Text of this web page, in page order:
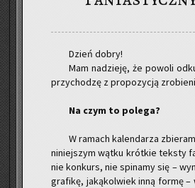
Dzień dobry!
Mam na­dzie­ję, że po­wo­li
przy­cho­dzę z pro­po­zy­cją
Na czym to po­le­ga?
W ra­mach ka­len­da­rza
ni­niej­szym wątku krót­kie tek­sty
nie kon­kurs, nie spi­na­my się –
gra­fi­kę, ja­ką­kol­wiek inną formę